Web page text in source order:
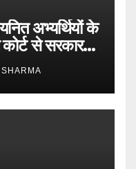
अभ्यर्थियों के
से सरकार